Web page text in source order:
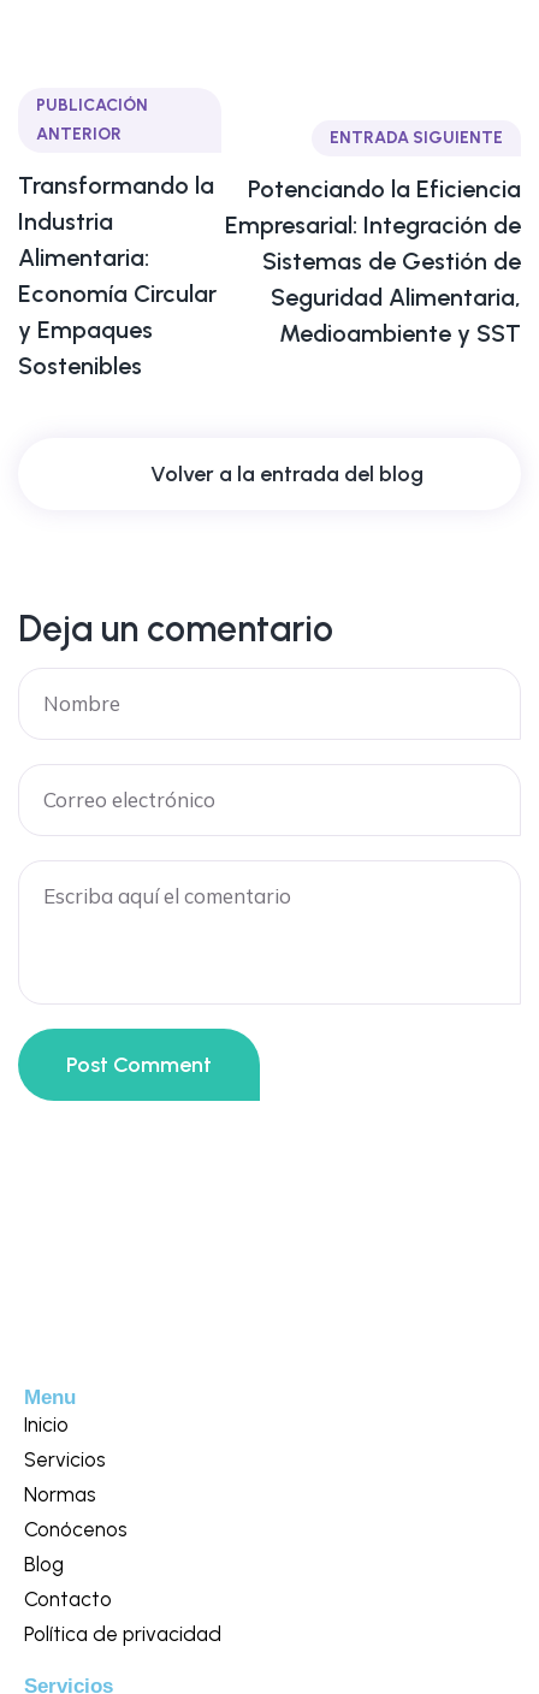
PUBLICACIÓN
ANTERIOR
Transformando la
Industria
Alimentaria:
Economía Circular
y Empaques
Sostenibles
ENTRADA SIGUIENTE
Potenciando la Eficiencia
Empresarial: Integración de
Sistemas de Gestión de
Seguridad Alimentaria,
Medioambiente y SST
Volver a la entrada del blog
Deja un comentario
Post Comment
Menu
Inicio
Servicios
Normas
Conócenos
Blog
Contacto
Política de privacidad
Servicios